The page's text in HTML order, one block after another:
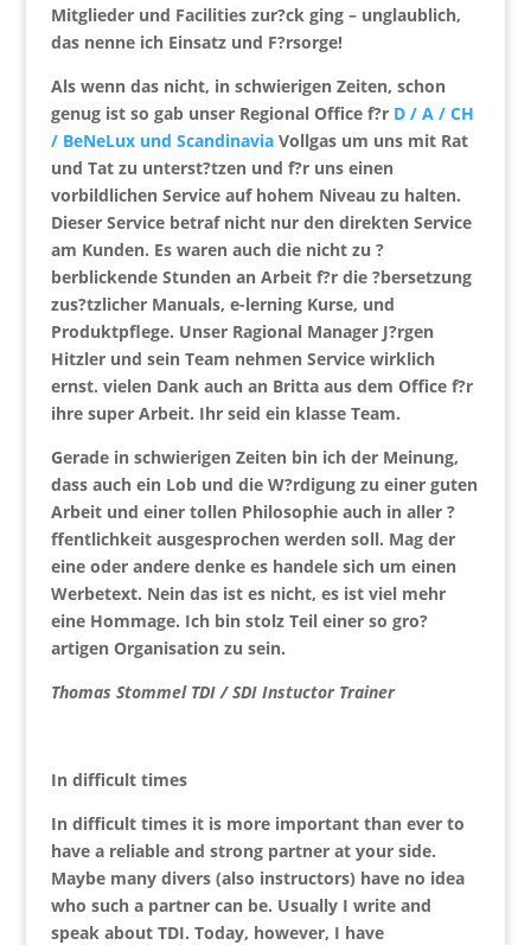
Mitglieder und Facilities zur?ck ging – unglaublich,
das nenne ich Einsatz und F?rsorge!
Als wenn das nicht, in schwierigen Zeiten, schon
genug ist so gab unser Regional Office f?r D / A / CH
/ BeNeLux und ScandinaviaVollgas um uns mit Rat
und Tat zu unterst?tzen und f?r uns einen
vorbildlichen Service auf hohem Niveau zu halten.
Dieser Service betraf nicht nur den direkten Service
am Kunden. Es waren auch die nicht zu ?
berblickende Stunden an Arbeit f?r die ?bersetzung
zus?tzlicher Manuals, e-lerning Kurse, und
Produktpflege. Unser Ragional Manager J?rgen
Hitzler und sein Team nehmen Service wirklich
ernst. vielen Dank auch an Britta aus dem Office f?r
ihre super Arbeit. Ihr seid ein klasse Team.
Gerade in schwierigen Zeiten bin ich der Meinung,
dass auch ein Lob und die W?rdigung zu einer guten
Arbeit und einer tollen Philosophie auch in aller ?
ffentlichkeit ausgesprochen werden soll. Mag der
eine oder andere denke es handele sich um einen
Werbetext. Nein das ist es nicht, es ist viel mehr
eine Hommage. Ich bin stolz Teil einer so gro?
artigen Organisation zu sein.
Thomas Stommel TDI / SDI Instuctor Trainer
In difficult times
In difficult times it is more important than ever to
have a reliable and strong partner at your side.
Maybe many divers (also instructors) have no idea
who such a partner can be. Usually I write and
speak about TDI. Today, however, I have